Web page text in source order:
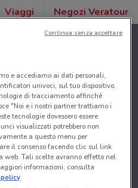
Viaggi Negozi Veratour
e accediamo ai dati personali,
univoci, sul tuo dispositivo.
di tracciamento affinché
"Noi e i nostri partner trattiamo i
tecnologie dovessero essere
visualizzati potrebbero non
a questo menu per
il consenso facendo clic sul link
Tali scelte avranno effetto nel
informazioni, consulta
Continua senza accettare